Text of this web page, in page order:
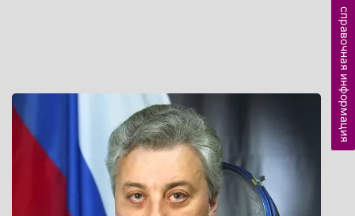
справочная информация